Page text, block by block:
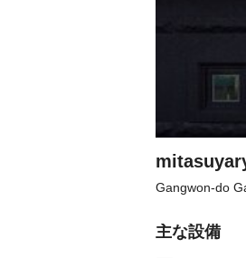
Gangwon-do
主な設備